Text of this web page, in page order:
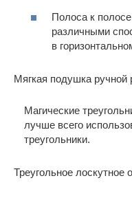
Полоса к
различными
в
Мягкая подушка ручной
Магические
лучше всего
треугольники.
Треугольное лоскутное